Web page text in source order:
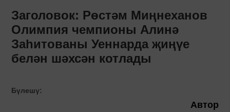
Заголовок: Рөстәм Миңнеханов
Олимпия чемпионы Алинә
Заһитованы Уеннарда җиңүе
белән шәхсән котлады
Бүлешү:
Автор